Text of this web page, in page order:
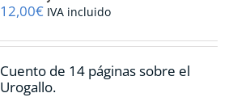
12,00€ IVA incluido
Cuento de 14 páginas sobre el
Urogallo.